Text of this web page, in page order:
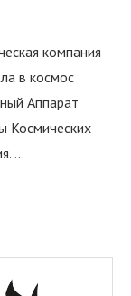
компания
в космос
Аппарат
Космических
…